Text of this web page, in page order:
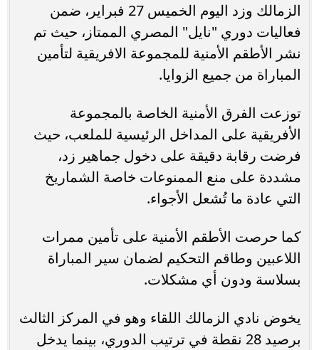
الزمالك وزد اليوم الخميس 27 فبراير، ضمن
فعاليات دوري "نايل" المصري الممتاز، حيث تم
نشر الأطقم الأمنية للمجموعة الافريقية لتأمين
المباراة من جميع الزوايا.
توزعت الفرق الأمنية الخاصة بالمجموعة
الأفريقية على المداخل الرئيسية للملعب، حيث
فرضت رقابة دقيقة على دخول جماهير زد،
مشددة على منع الممنوعات خاصة الشماريخ
التي عادة ما تُشعل الأجواء.
كما حرصت الأطقم الأمنية على تأمين ممرات
اللاعبين وطاقم التحكيم لضمان سير المباراة
بسلاسة ودون أي مشكلات.
يخوض نادي الزمالك اللقاء وهو في المركز الثالث
برصيد 28 نقطة في ترتيب الدوري، بينما يدخل